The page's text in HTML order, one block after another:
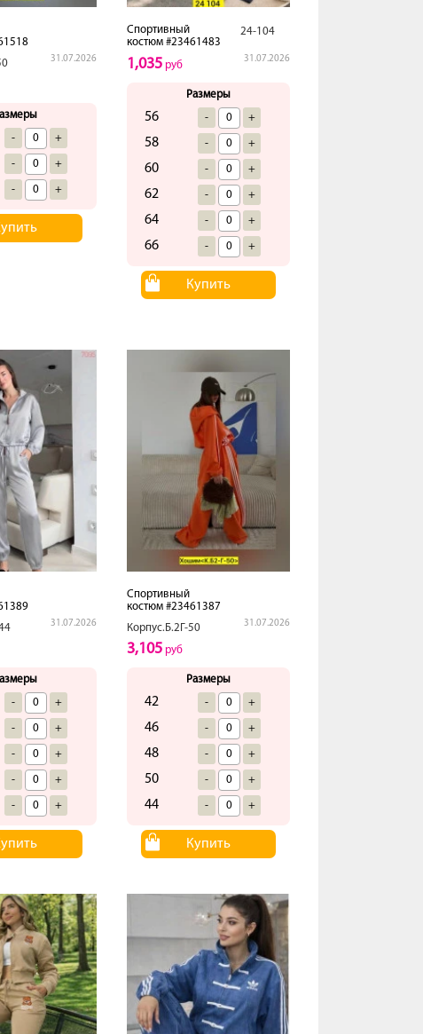
31.07.2026
- +
- +
- +
Спортивный
костюм #23461483
24-104
31.07.2026
1,035 руб
Размеры
56 - +
58 - +
60 - +
62 - +
64 - +
66 - +
Купить
31.07.2026
- +
- +
- +
- +
- +
Спортивный
костюм #23461387
Корпус.Б.2Г-50
31.07.2026
3,105 руб
Размеры
42 - +
46 - +
48 - +
50 - +
44 - +
Купить